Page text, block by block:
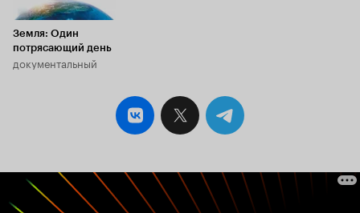
Земля: Один
потрясающий день
документальный